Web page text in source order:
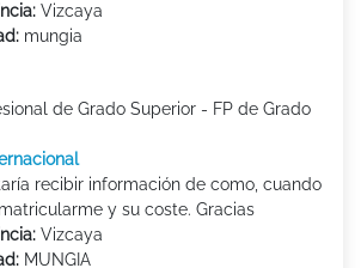
Vizcaya
mungia
de Grado Superior - FP de Grado
recibir información de como, cuando
y su coste. Gracias
Vizcaya
MUNGIA